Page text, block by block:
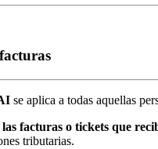
se aplica a todas aquellas
las facturas o tickets que
tributarias.